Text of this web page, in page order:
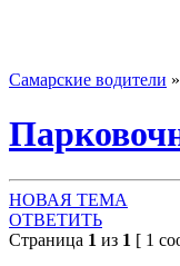
Самарские водители »
НОВАЯ ТЕМА
ОТВЕТИТЬ
Страница 1 из 1 [ 1